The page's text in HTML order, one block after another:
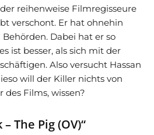
reihenweise Filmregisseure
verschont. Er hat ohnehin
Dabei hat er so
ist besser, als sich mit der
Also versucht Hassan
will der Killer nichts von
Films, wissen?
The Pig (OV)“